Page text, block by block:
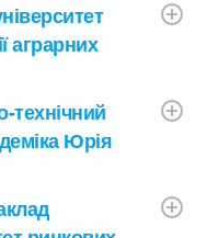
аграрних
технічний
Юрія